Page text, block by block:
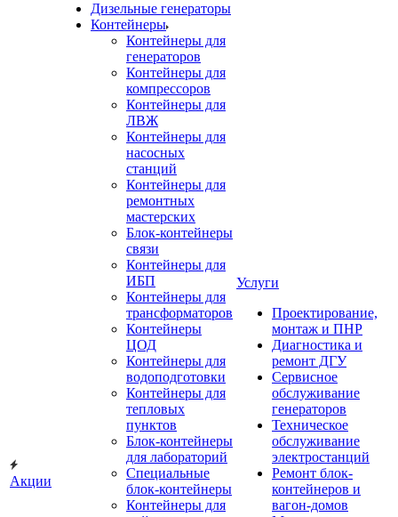
Акции
Дизельные генераторы
Контейнеры
Контейнеры для
генераторов
Контейнеры для
компрессоров
Контейнеры для
ЛВЖ
Контейнеры для
насосных
станций
Контейнеры для
ремонтных
мастерских
Блок-контейнеры
связи
Контейнеры для
ИБП
Контейнеры для
трансформаторов
Контейнеры
ЦОД
Контейнеры для
водоподготовки
Контейнеры для
тепловых
пунктов
Блок-контейнеры
для лабораторий
Специальные
блок-контейнеры
Контейнеры для
Услуги
Проектирование,
монтаж и ПНР
Диагностика и
ремонт ДГУ
Сервисное
обслуживание
генераторов
Техническое
обслуживание
электростанций
Ремонт блок-
контейнеров и
вагон-домов